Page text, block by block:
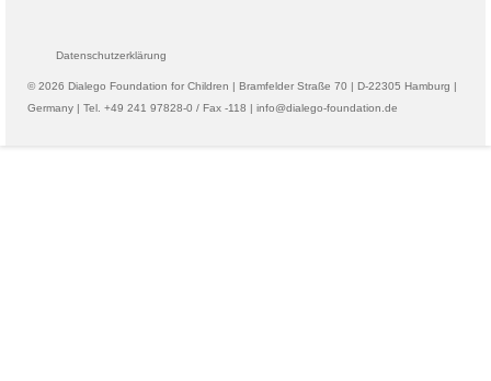
Datenschutzerklärung
© 2026 Dialego Foundation for Children | Bramfelder Straße 70 | D-22305 Hamburg |
Germany | Tel. +49 241 97828-0 / Fax -118 | info@dialego-foundation.de